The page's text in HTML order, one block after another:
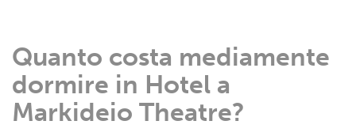
Quanto costa mediamente
dormire in Hotel a
Markideio Theatre?